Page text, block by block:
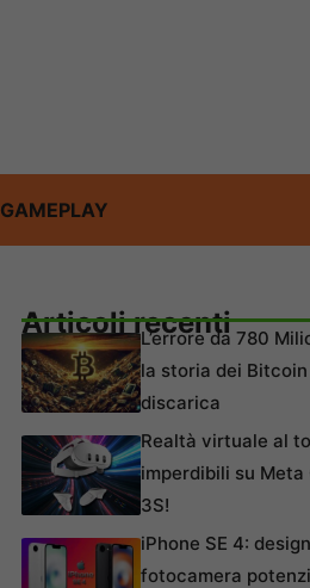
GAMEPLAY
Articoli recenti
L’errore da 780
la storia dei
discarica
Realtà virtuale al
imperdibili su Meta
3S!
iPhone SE 4:
fotocamera